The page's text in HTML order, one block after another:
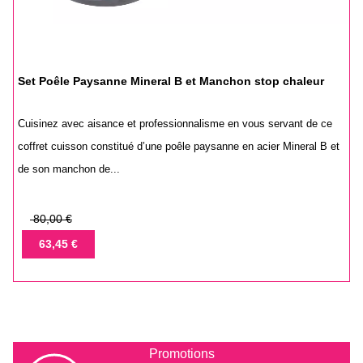
Set Poêle Paysanne Mineral B et Manchon stop chaleur
Cuisinez avec aisance et professionnalisme en vous servant de ce
coffret cuisson constitué d’une poêle paysanne en acier Mineral B et
de son manchon de...
Prix
base
80,00 €
Prix63,45 €
Promotions